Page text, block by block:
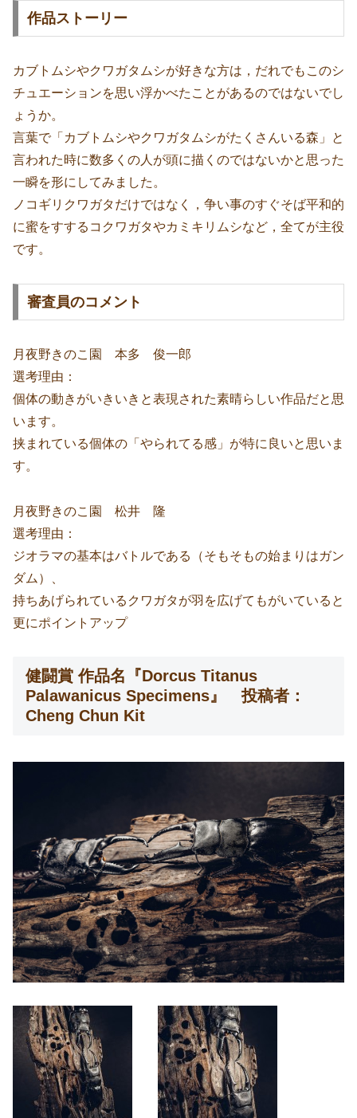
作品ストーリー
カブトムシやクワガタムシが好きな方は，だれでもこのシ
チュエーションを思い浮かべたことがあるのではないでし
ょうか。
言葉で「カブトムシやクワガタムシがたくさんいる森」と
言われた時に数多くの人が頭に描くのではないかと思った
一瞬を形にしてみました。
ノコギリクワガタだけではなく，争い事のすぐそば平和的
に蜜をすするコクワガタやカミキリムシなど，全てが主役
です。
審査員のコメント
月夜野きのこ園 本多 俊一郎
選考理由：
個体の動きがいきいきと表現された素晴らしい作品だと思
います。
挟まれている個体の「やられてる感」が特に良いと思いま
す。
月夜野きのこ園 松井 隆
選考理由：
ジオラマの基本はバトルである（そもそもの始まりはガン
ダム）、
持ちあげられているクワガタが羽を広げてもがいていると
更にポイントアップ
健闘賞 作品名『Dorcus Titanus
Palawanicus Specimens』 投稿者：
Cheng Chun Kit